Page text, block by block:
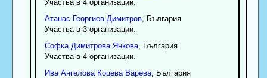
Участва в 4 организации.
Атанас Георгиев Димитров, България
Участва в 3 организации.
Софка Димитрова Янкова, България
Участва в 4 организации.
Ива Ангелова Коцева Варева, България